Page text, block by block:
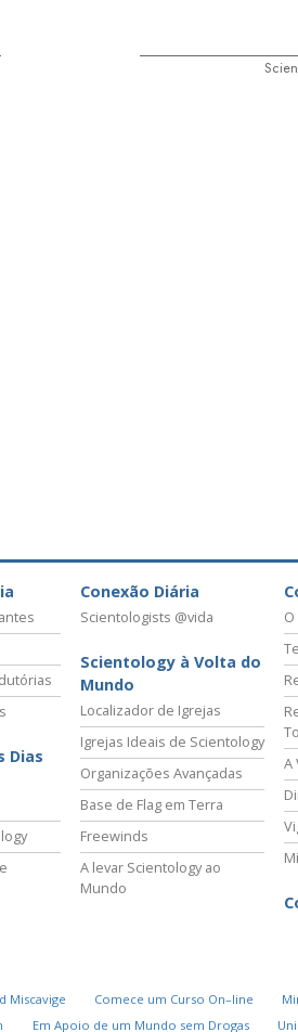
Dias
Conexão Diária
Scientologists @vida
Scientology à Volta do
Mundo
Localizador de Igrejas
Igrejas Ideais de Scientology
Organizações Avançadas
Base de Flag em Terra
Freewinds
A levar Scientology ao
Mundo
A
Miscavige Comece um Curso On–line
Em Apoio de um Mundo sem Drogas